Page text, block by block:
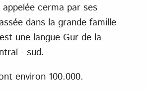
cerma par ses
dans la grande famille
une langue Gur de la
- sud.
environ 100.000.